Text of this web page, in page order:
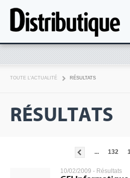
TOUTE L'ACTUALITÉ RÉSULTATS
RÉSULTATS
... 132
10/02/2009 - Résultats